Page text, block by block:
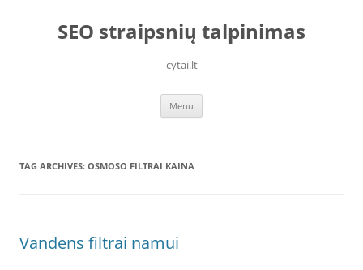
contentSEO straipsnių talpinimas
cytai.lt
Menu
TAG ARCHIVES: OSMOSO FILTRAI KAINA
Vandens filtrai namui